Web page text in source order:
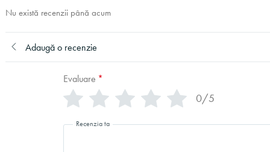
Nu există recenzii până acum
Adaugă o recenzie
Evaluare *
0/5
Recenzia ta